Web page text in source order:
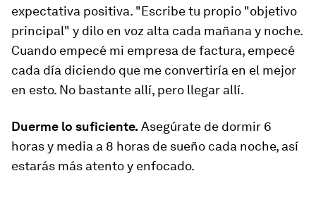
expectativa positiva. "Escribe tu propio "objetivo
principal" y dilo en voz alta cada mañana y noche.
Cuando empecé mi empresa de factura, empecé
cada día diciendo que me convertiría en el mejor
en esto. No bastante allí, pero llegar allí.
Duerme lo suficiente. Asegúrate de dormir 6
horas y media a 8 horas de sueño cada noche, así
estarás más atento y enfocado.